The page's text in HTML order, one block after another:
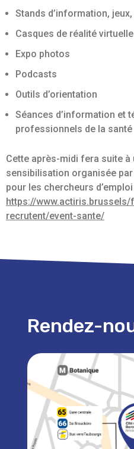
Stands d’information,
Casques de réalité virtuelle
Expo photos
Podcasts
Outils d’orientation
Séances d’information et
professionnels de la santé
Cette après-midi fera suite à
sensibilisation organisée
pour les chercheurs d’emploi
https://
recrutent/event-sante/
Rendez-